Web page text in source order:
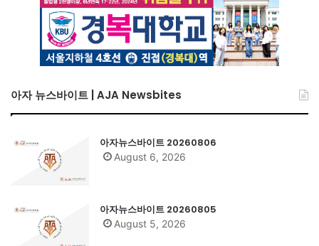
아자 뉴스바이트 | AJA Newsbites
아자뉴스바이트 20260806
August 6, 2026
아자뉴스바이트 20260805
August 5, 2026